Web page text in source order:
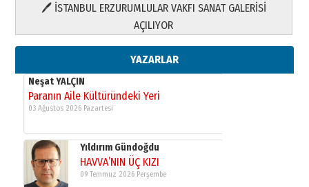
🖊 İSTANBUL ERZURUMLULAR VAKFI SANAT GALERİSİ
AÇILIYOR
YAZARLAR
Yusuf POLAT
Şampiyonluk Sebahattin Şirin’e
11 Mayıs 2026 Pazartesi
Neşat YALÇIN
Paranın Aile Kültüründeki Yeri
03 Ağustos 2026 Pazartesi
Yıldırım Gündoğdu
HAVVA’NIN ÜÇ KIZI
09 Temmuz 2026 Perşembe